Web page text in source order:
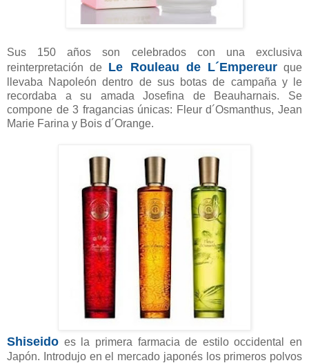
Sus 150 años son celebrados con una exclusiva
reinterpretación de Le Rouleau de L´Empereurque
llevaba Napoleón dentro de sus botas de campaña y le
recordaba a su amada Josefina de Beauharnais. Se
compone de 3 fragancias únicas: Fleur d´Osmanthus, Jean
Marie Farina y Bois d´Orange.
Shiseido es la primera farmacia de estilo occidental en
Japón. Introdujo en el mercado japonés los primeros polvos